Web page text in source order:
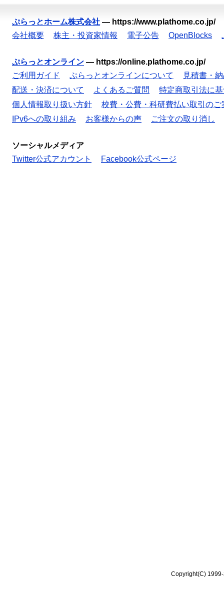
ぷらっとホーム株式会社 — https://www.plathome.co.jp/
会社概要
株主・投資家情報 電子公告 OpenBlocks
ぷらっとオンライン — https://online.plathome.co.jp/
ご利用ガイド
ぷらっとオンラインについて
見積書・
配送・決済について
よくあるご質問
特定商取引法に
個人情報取り扱い方針
校費・公費・科研費払い取引のご
IPv6への取り組み
お客様からの声 ご注文の取り消し
ソーシャルメディア
Twitter公式アカウント
Facebook公式ページ
Copyright(C)